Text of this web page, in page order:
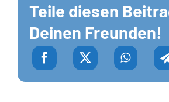
Teile diesen
Deinen Freunden!